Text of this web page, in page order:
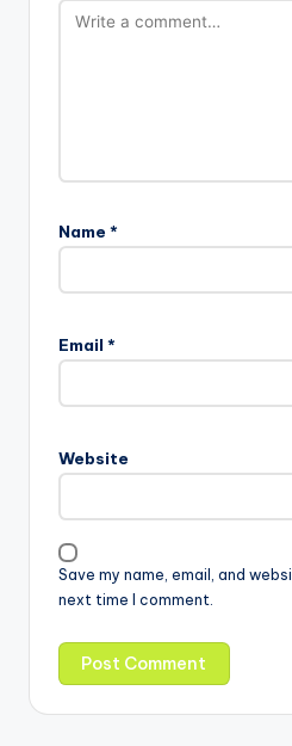
Name *
Email *
Website
Save my name, email, and
next time I comment.